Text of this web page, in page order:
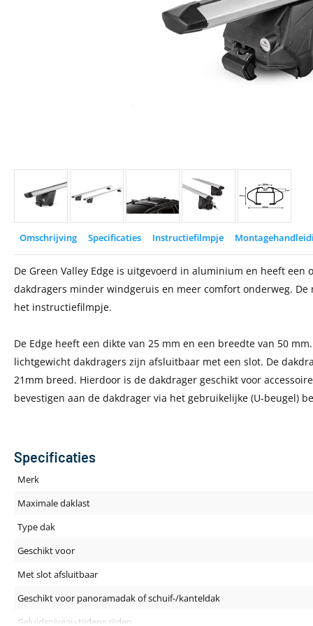
Omschrijving Specificaties Instructiefilmpje
De Green Valley Edge is uitgevoerd in aluminium en heeft
dakdragers minder windgeruis en meer comfort onderweg.
het instructiefilmpje.
De Edge heeft een dikte van 25 mm en een breedte van 50
lichtgewicht dakdragers zijn afsluitbaar met een slot. De
21mm breed. Hierdoor is de dakdrager geschikt voor
bevestigen aan de dakdrager via het gebruikelijke (U-beugel)
Specificaties
Merk
Maximale daklast
Type dak
Geschikt voor
Met slot afsluitbaar
Geschikt voor panoramadak of schuif-/kanteldak
Geluidsniveau tijdens rijden